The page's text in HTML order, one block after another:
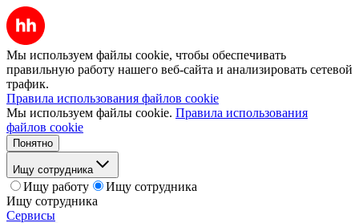
Мы используем файлы cookie, чтобы обеспечивать
правильную работу нашего веб-сайта и анализировать сетевой
трафик.
Правила использования файлов cookie
Мы используем файлы cookie. Правила использования
файлов cookie
Понятно
Ищу сотрудника
Ищу работу
Ищу сотрудника
Ищу сотрудника
Сервисы